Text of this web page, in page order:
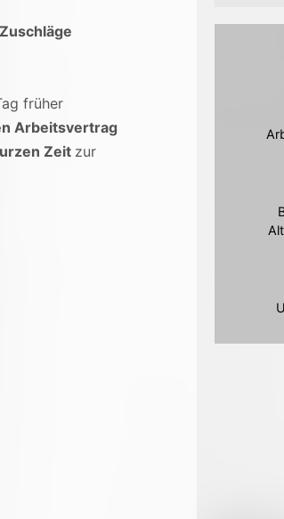
früher
Arbeitsvertrag
Zeit zur